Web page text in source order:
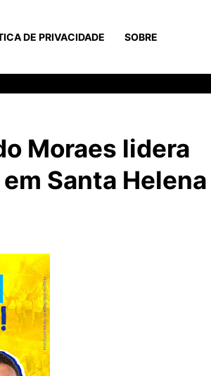
DE PRIVACIDADE SOBRE
Moraes lidera
Santa Helena